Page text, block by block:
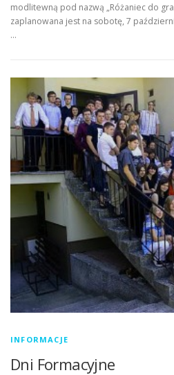
modlitewną pod nazwą „Różaniec do
zaplanowana jest na sobotę, 7
…
INFORMACJE
Dni Formacyjne